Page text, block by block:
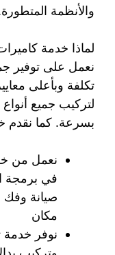
والأنظمة
لماذا خدمة
نعمل على توفير
تكلفة وبأعلى
لتركيب جميع أنواع
بسرعة. كما نقدم
نعمل من
في برمجة
صيانة وفك
مكان
نوفر خدمة